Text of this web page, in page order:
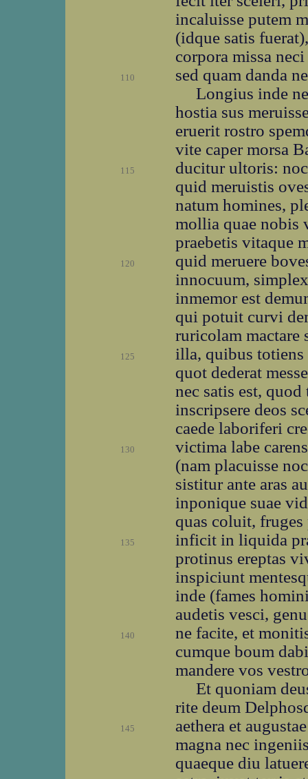
incaluisse putem
(idque satis
corpora missa
110
sed quam danda
Longius inde
hostia sus
eruerit rostro
vite caper morsa
115
ducitur ultoris:
quid meruistis
natum homines,
mollia quae nobis
praebetis vitaque
120
quid meruere
innocuum,
inmemor est
qui potuit curvi
ruricolam mactare
125
illa, quibus
quot dederat
nec satis est,
inscripsere deos
caede laboriferi
130
victima labe
(nam placuisse
sistitur ante aras
inponique suae
quas coluit, fruges
135
inficit in liquida
protinus ereptas
inspiciunt
inde (fames
audetis vesci,
140
ne facite, et
cumque boum
mandere vos
Et quoniam
rite deum
145
aethera et
magna nec
quaeque diu